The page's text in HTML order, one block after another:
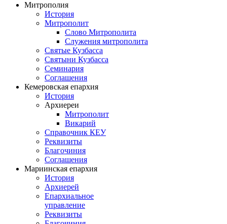
Митрополия
История
Митрополит
Слово Митрополита
Служения митрополита
Святые Кузбасса
Святыни Кузбасса
Семинария
Соглашения
Кемеровская епархия
История
Архиереи
Митрополит
Викарий
Справочник КЕУ
Реквизиты
Благочиния
Соглашения
Мариинская епархия
История
Архиерей
Епархиальное
управление
Реквизиты